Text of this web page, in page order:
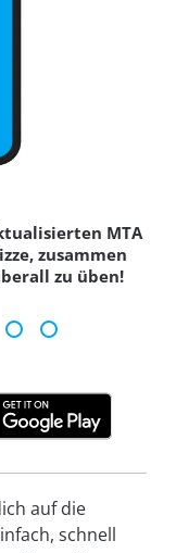
MTA
zusammen
zu üben!
auf die
schnell